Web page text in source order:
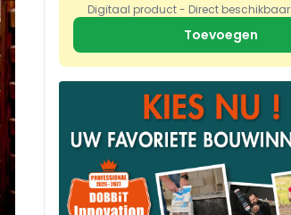
Digitaal product - Direct beschikbaar
Toevoegen